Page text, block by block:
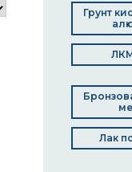
Грунт
Лак